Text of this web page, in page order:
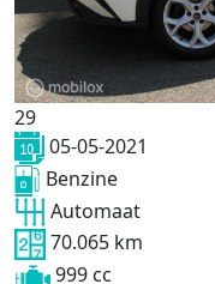
29
05-05-2021
Benzine
Automaat
70.065 km
999 cc